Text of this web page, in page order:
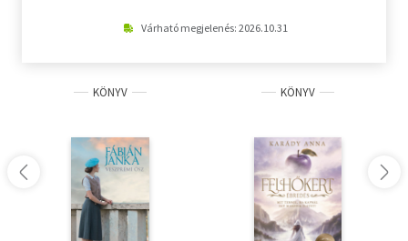
Várható megjelenés: 2026.10.31
KÖNYV KÖNYV